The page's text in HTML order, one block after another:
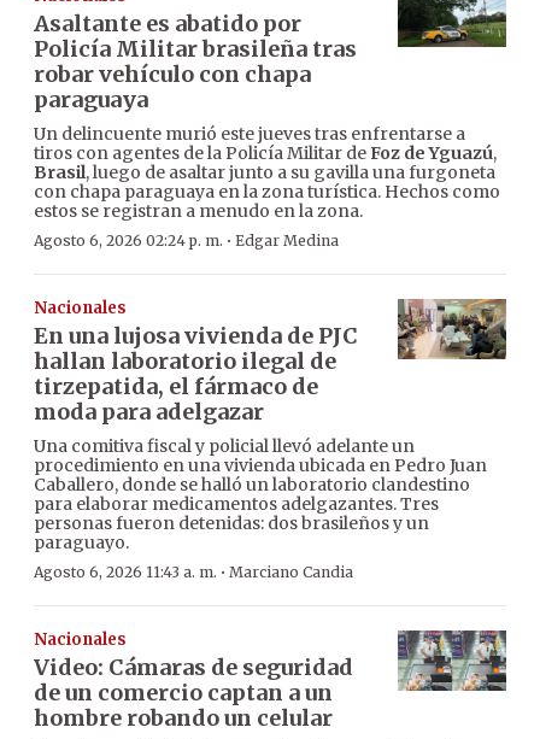
Asaltante es abatido por
Policía Militar brasileña tras
robar vehículo con chapa
paraguaya
Un delincuente murió este jueves tras enfrentarse a
tiros con agentes de la Policía Militar deFoz de Yguazú,
Brasil, luego de asaltar junto a su gavilla una furgoneta
con chapa paraguaya en la zona turística. Hechos como
estos se registran a menudo en la zona.
Agosto 6, 2026 02:24 p. m. · Edgar Medina
Nacionales
En una lujosa vivienda de PJC
hallan laboratorio ilegal de
tirzepatida, el fármaco de
moda para adelgazar
Una comitiva fiscal y policial llevó adelante un
procedimiento en una vivienda ubicada en Pedro Juan
Caballero, donde se halló un laboratorio clandestino
para elaborar medicamentos adelgazantes. Tres
personas fueron detenidas: dos brasileños y un
paraguayo.
Agosto 6, 2026 11:43 a. m. · Marciano Candia
Nacionales
Video: Cámaras de seguridad
de un comercio captan a un
hombre robando un celular